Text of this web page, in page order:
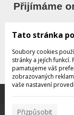
Přijímáme
Děkujeme
pomáhají
vyjadřujete souhlas
Tato stránka
Soubory cookies
stránky a jejích
pamatujeme váš
zobrazovaných
vaše nastavení
Přizpůsobit